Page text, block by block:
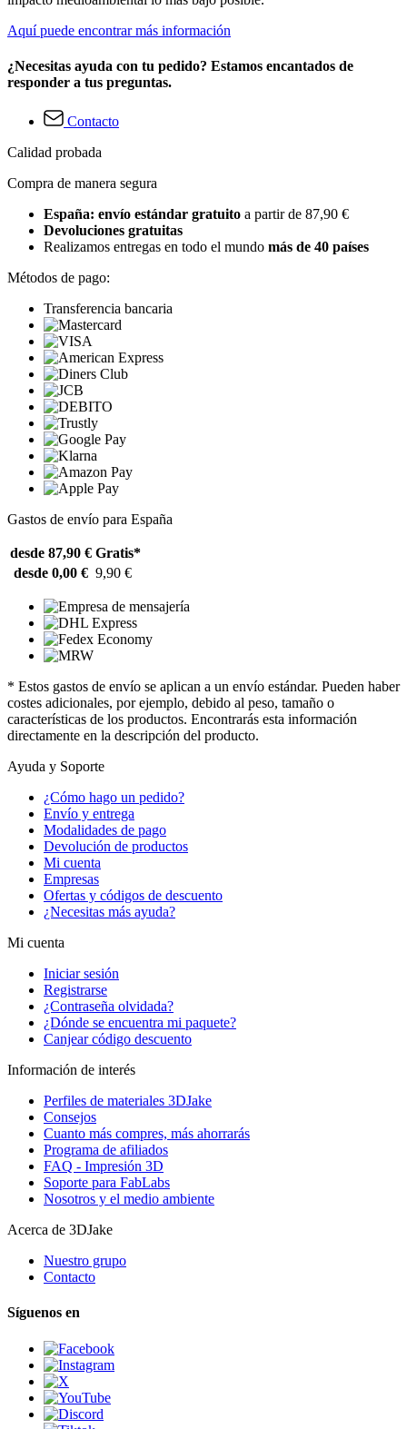
Aquí puede encontrar más información
¿Necesitas ayuda con tu pedido? Estamos encantados de
responder a tus preguntas.
Contacto
Calidad probada
Compra de manera segura
España: envío estándar gratuito a partir de 87,90 €
Devoluciones gratuitas
Realizamos entregas en todo el mundo más de 40 países
Métodos de pago:
Transferencia bancaria
Gastos de envío para España
desde 87,90 € Gratis*
desde 0,00 € 9,90 €
* Estos gastos de envío se aplican a un envío estándar. Pueden haber
costes adicionales, por ejemplo, debido al peso, tamaño o
características de los productos. Encontrarás esta información
directamente en la descripción del producto.
Ayuda y Soporte
¿Cómo hago un pedido?
Envío y entrega
Modalidades de pago
Devolución de productos
Mi cuenta
Empresas
Ofertas y códigos de descuento
¿Necesitas más ayuda?
Mi cuenta
Iniciar sesión
Registrarse
¿Contraseña olvidada?
¿Dónde se encuentra mi paquete?
Canjear código descuento
Información de interés
Perfiles de materiales 3DJake
Consejos
Cuanto más compres, más ahorrarás
Programa de afiliados
FAQ - Impresión 3D
Soporte para FabLabs
Nosotros y el medio ambiente
Acerca de 3DJake
Nuestro grupo
Contacto
Síguenos en